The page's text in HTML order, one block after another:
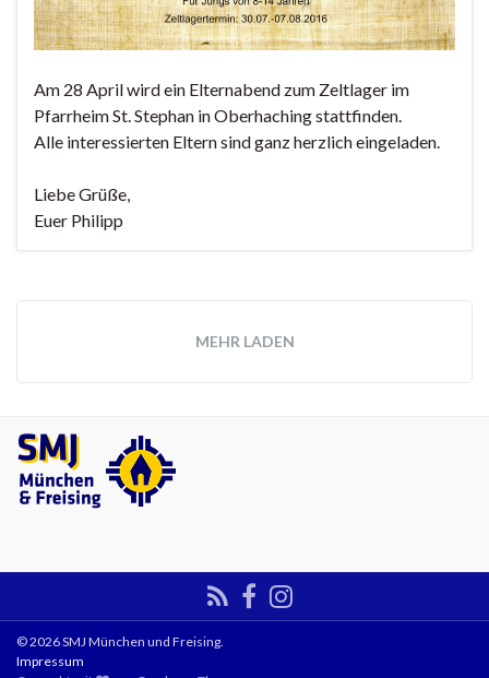
Am 28 April wird ein Elternabend zum Zeltlager im
Pfarrheim St. Stephan in Oberhaching stattfinden.
Alle interessierten Eltern sind ganz herzlich eingeladen.
Liebe Grüße,
Euer Philipp
MEHR LADEN
© 2026 SMJ München und Freising.
Impressum